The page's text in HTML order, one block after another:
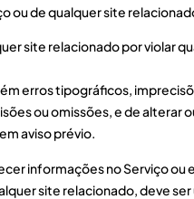
ou de qualquer site
site relacionado por violar
erros tipográficos,
ou omissões, e de alterar
aviso prévio.
informações no Serviço
site relacionado, deve